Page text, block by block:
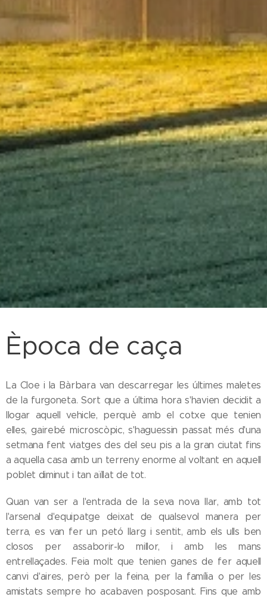
Època de caça
La Cloe i la Bàrbara van descarregar les últimes maletes
de la furgoneta. Sort que a última hora s'havien decidit a
llogar aquell vehicle, perquè amb el cotxe que tenien
elles, gairebé microscòpic, s'haguessin passat més d'una
setmana fent viatges des del seu pis a la gran ciutat fins
a aquella casa amb un terreny enorme al voltant en aquell
poblet diminut i tan aïllat de tot.
Quan van ser a l'entrada de la seva nova llar, amb tot
l'arsenal d'equipatge deixat de qualsevol manera per
terra, es van fer un petó llarg i sentit, amb els ulls ben
closos per assaborir-lo millor, i amb les mans
entrellaçades. Feia molt que tenien ganes de fer aquell
canvi d'aires, però per la feina, per la família o per les
amistats sempre ho acabaven posposant. Fins que amb